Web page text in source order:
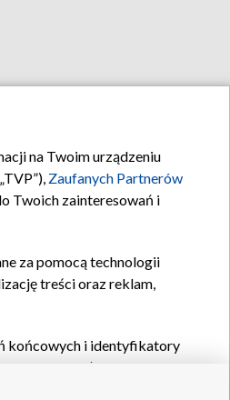
na Twoim urządzeniu
Zaufanych Partnerów
Twoich zainteresowań i
za pomocą technologii
treści oraz reklam,
końcowych i identyfikatory
oraz pozostałych
spersonalizowanych